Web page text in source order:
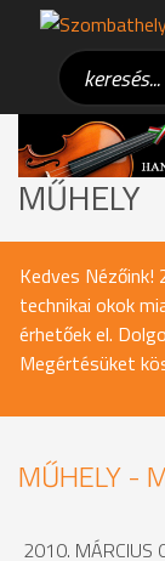
MŰHELY
Kedves
technikai okok
érhetőek el.
Megértésüket
MŰHELY -
2010. MÁRCIUS